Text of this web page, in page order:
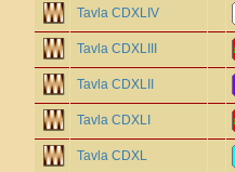
Tavla CDXLIV
Tavla CDXLIII
Tavla CDXLII
Tavla CDXLI
Tavla CDXL